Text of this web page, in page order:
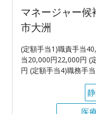
マネージャー
市大洲
(定額手当1)職責手当
当20,000円22,000円 (
円 (定額手当4)職務手当